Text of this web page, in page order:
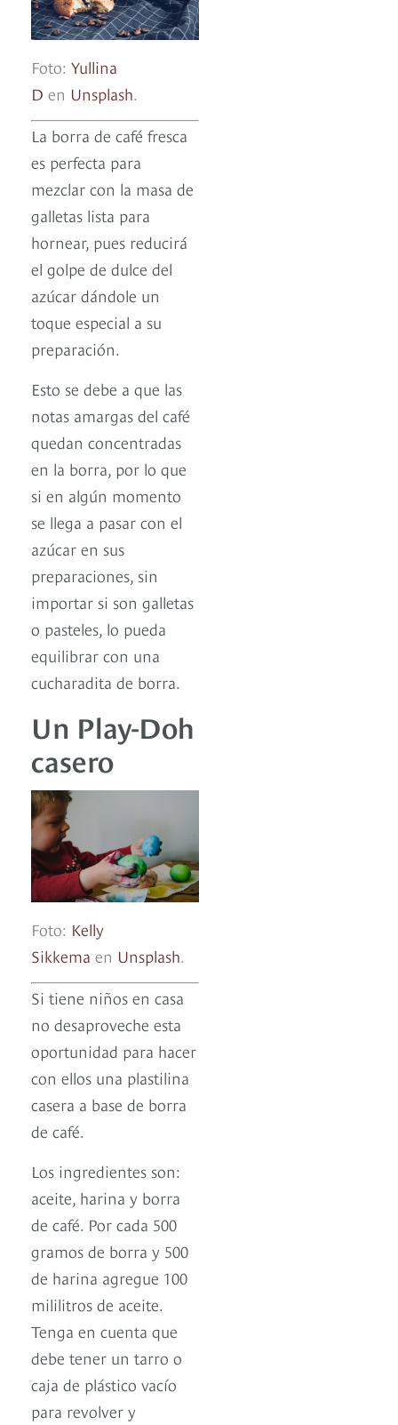
Foto: Yullina
D en Unsplash.
La borra de café fresca
es perfecta para
mezclar con la masa de
galletas lista para
hornear, pues reducirá
el golpe de dulce del
azúcar dándole un
toque especial a su
preparación.
Esto se debe a que las
notas amargas del café
quedan concentradas
en la borra, por lo que
si en algún momento
se llega a pasar con el
azúcar en sus
preparaciones, sin
importar si son galletas
o pasteles, lo pueda
equilibrar con una
cucharadita de borra.
Un Play-Doh
casero
Foto: Kelly
Sikkema en Unsplash.
Si tiene niños en casa
no desaproveche esta
oportunidad para hacer
con ellos una plastilina
casera a base de borra
de café.
Los ingredientes son:
aceite, harina y borra
de café. Por cada 500
gramos de borra y 500
de harina agregue 100
mililitros de aceite.
Tenga en cuenta que
debe tener un tarro o
caja de plástico vacío
para revolver y